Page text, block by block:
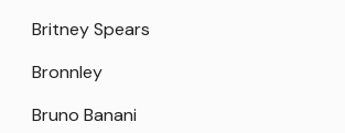
Britney Spears
Bronnley
Bruno Banani